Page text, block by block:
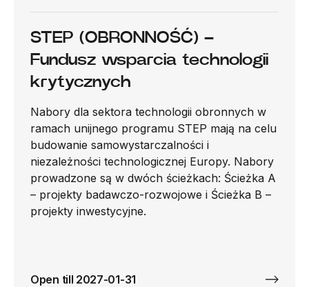
STEP (OBRONNOŚĆ) –
Fundusz wsparcia technologii
krytycznych
Nabory dla sektora technologii obronnych w
ramach unijnego programu STEP mają na celu
budowanie samowystarczalności i
niezależności technologicznej Europy. Nabory
prowadzone są w dwóch ścieżkach: Ścieżka A
– projekty badawczo-rozwojowe i Ścieżka B –
projekty inwestycyjne.
Open till 2027-01-31